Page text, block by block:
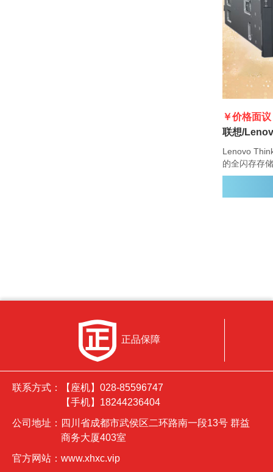
￥价格面议
Lenovo
的全闪存存
便性、容量
功能，具有
正品保障
联系方式：
【座机】028-85596747
【手机】18244236404
公司地址： 四川省成都市武侯区二环路南一段13号 群益
商务大厦403室
官方网站： www.xhxc.vip